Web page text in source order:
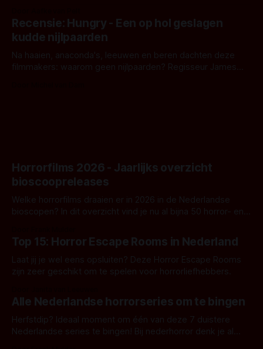
achtergrond, belooft iets kleurrijks maar onheilspellends,
iets ongrijpbaars. En dat maakt De Groen met ieder woord
waar.
Recensie: Hungry - Een op hol geslagen
kudde nijlpaarden
Na haaien, anaconda's, leeuwen en beren dachten deze
filmmakers: waarom geen nijlpaarden? Regisseur James
Horrorfilms 2026 - Jaarlijks overzicht
bioscoopreleases
Welke horrorfilms draaien er in 2026 in de Nederlandse
bioscopen? In dit overzicht vind je nu al bijna 50 horror- en
Top 15: Horror Escape Rooms in Nederland
Laat jij je wel eens opsluiten? Deze Horror Escape Rooms
zijn zeer geschikt om te spelen voor horrorliefhebbers.
Alle Nederlandse horrorseries om te bingen
Herfstdip? Ideaal moment om één van deze 7 duistere
Nederlandse series te bingen! Bij nederhorror denk je al